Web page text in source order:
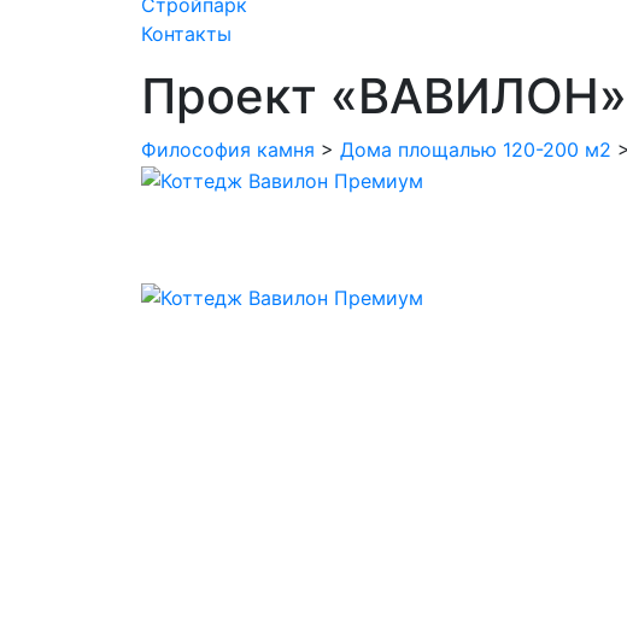
Стройпарк
Контакты
Проект «ВАВИЛОН»
Философия камня > Дома площалью 120-200 м2 >